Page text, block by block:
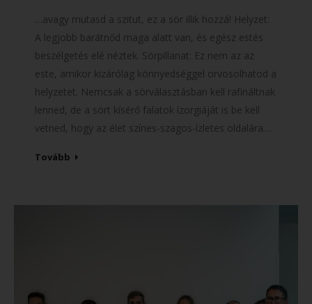
…avagy mutasd a szitut, ez a sör illik hozzá! Helyzet:
A legjobb barátnőd maga alatt van, és egész estés
beszélgetés elé néztek. Sörpillanat: Ez nem az az
este, amikor kizárólag könnyedséggel orvosolhatod a
helyzetet. Nemcsak a sörválasztásban kell rafináltnak
lenned, de a sört kísérő falatok ízorgiáját is be kell
vetned, hogy az élet színes-szagos-ízletes oldalára…
Tovább